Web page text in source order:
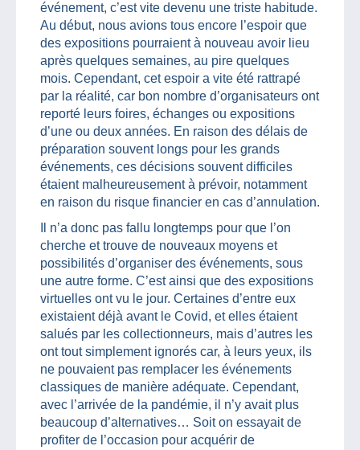
événement, c’est vite devenu une triste habitude.
Au début, nous avions tous encore l’espoir que
des expositions pourraient à nouveau avoir lieu
après quelques semaines, au pire quelques
mois. Cependant, cet espoir a vite été rattrapé
par la réalité, car bon nombre d’organisateurs ont
reporté leurs foires, échanges ou expositions
d’une ou deux années. En raison des délais de
préparation souvent longs pour les grands
événements, ces décisions souvent difficiles
étaient malheureusement à prévoir, notamment
en raison du risque financier en cas d’annulation.
Il n’a donc pas fallu longtemps pour que l’on
cherche et trouve de nouveaux moyens et
possibilités d’organiser des événements, sous
une autre forme. C’est ainsi que des expositions
virtuelles ont vu le jour. Certaines d’entre eux
existaient déjà avant le Covid, et elles étaient
salués par les collectionneurs, mais d’autres les
ont tout simplement ignorés car, à leurs yeux, ils
ne pouvaient pas remplacer les événements
classiques de manière adéquate. Cependant,
avec l’arrivée de la pandémie, il n’y avait plus
beaucoup d’alternatives… Soit on essayait de
profiter de l’occasion pour acquérir de